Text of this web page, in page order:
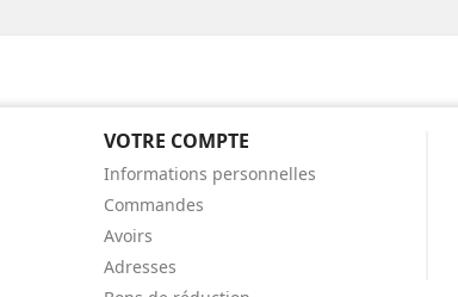
VOTRE COMPTE
Informations personnelles
Commandes
Avoirs
Adresses